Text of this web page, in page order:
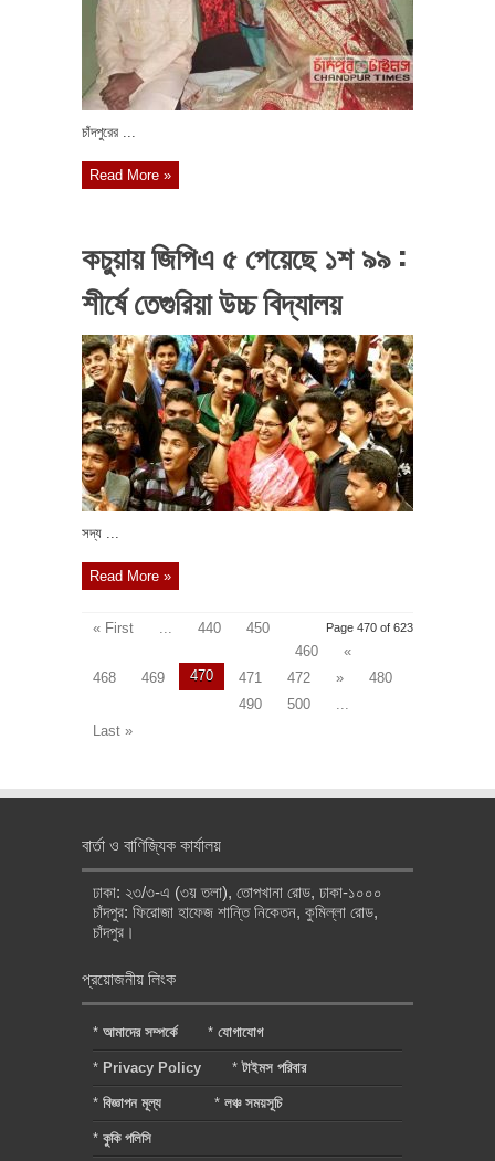
চাঁদপুরের ...
Read More »
কচুয়ায় জিপিএ ৫ পেয়েছে ১শ ৯৯ :
শীর্ষে তেগুরিয়া উচ্চ বিদ্যালয়
সদ্য ...
Read More »
Page 470 of 623
« First 440
450
460
«
468
469 470 471 472 »
480
490
500
Last »
বার্তা ও বাণিজ্যিক কার্যালয়
ঢাকা: ২৩/৩-এ (৩য় তলা), তোপখানা রোড, ঢাকা-১০০০
চাঁদপুর: ফিরোজা হাফেজ শান্তি নিকেতন, কুমিল্লা রোড,
চাঁদপুর।
প্রয়োজনীয় লিংক
* আমাদের সম্পর্কে * যোগাযোগ
* Privacy Policy *টাইমস পরিবার
* বিজ্ঞাপন মূল্য * লঞ্চ সময়সূচি
* কুকি পলিসি